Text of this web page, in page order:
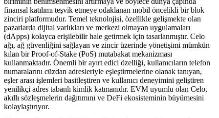
finansal katılımı teşvik etmeye odaklanan mobil öncelikli bir blok
zinciri platformudur. Temel teknolojisi, özellikle gelişmekte olan
pazarlarda dijital varlıkları ve merkezi olmayan uygulamaları
(dApps) kolayca erişilebilir hale getirmek için tasarlanmıştır. Celo
ağı, ağ güvenliğini sağlayan ve zincir üzerinde yönetişimi mümkün
kılan bir Proof-of-Stake (PoS) mutabakat mekanizması
kullanmaktadır. Önemli bir ayırt edici özelliği, kullanıcıların telefon
numaralarını cüzdan adresleriyle eşleştirmelerine olanak tanıyan,
eşler arası işlemleri basitleştiren ve kullanıcı deneyimini geliştiren
yenilikçi adres tabanlı kimlik katmanıdır. EVM uyumlu olan Celo,
akıllı sözleşmelerin dağıtımını ve DeFi ekosisteminin büyümesini
kolaylaştırıyor.